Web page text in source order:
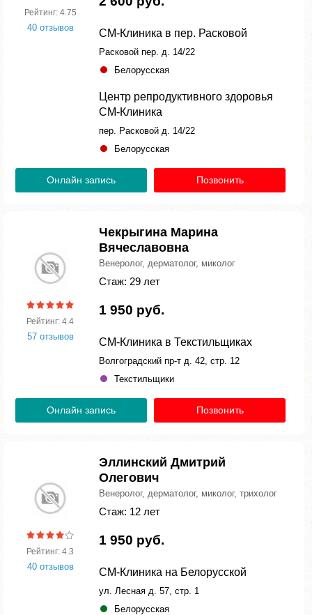
Рейтинг: 4.75
40 отзывов СМ-Клиника в пер. Расковой
Расковой пер. д. 14/22
Белорусская
Центр репродуктивного здоровья
СМ-Клиника
пер. Расковой д. 14/22
Белорусская
Онлайн запись Позвонить
Рейтинг: 4.4
57 отзывов
Чекрыгина Марина
Вячеславовна
Венеролог, дерматолог, миколог
Стаж: 29 лет
1 950 руб.
СМ-Клиника в Текстильщиках
Волгоградский пр-т д. 42, стр. 12
Текстильщики
Онлайн запись Позвонить
Рейтинг: 4.3
40 отзывов
Эллинский Дмитрий
Олегович
Венеролог, дерматолог, миколог, трихолог
Стаж: 12 лет
1 950 руб.
СМ-Клиника на Белорусской
ул. Лесная д. 57, стр. 1
Белорусская